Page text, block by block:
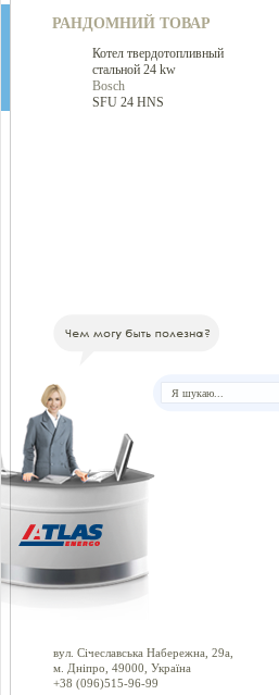
РАНДОМНИЙ ТОВАР
Котел твердотопливный
стальной 24 kw
Bosch
SFU 24 HNS
вул. Січеславська Набережна, 29а,
м. Дніпро, 49000, Україна
+38 (096)515-96-99